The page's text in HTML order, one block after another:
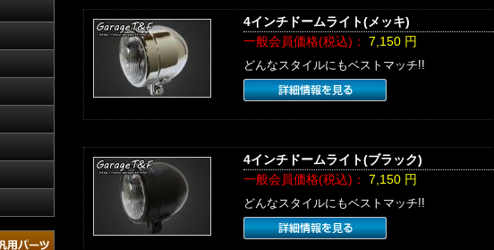
4インチドームライト(メッキ)
一般会員価格(税込)： 7,150円
どんなスタイルにもベストマッチ!!
4インチドームライト(ブラック)
一般会員価格(税込)： 7,150円
どんなスタイルにもベストマッチ!!